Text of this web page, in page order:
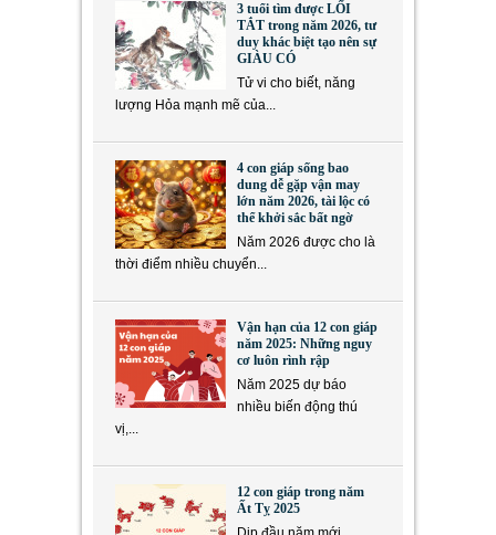
3 tuổi tìm được LỐI
TẮT trong năm 2026, tư
duy khác biệt tạo nên sự
GIÀU CÓ
Tử vi cho biết, năng
lượng Hỏa mạnh mẽ của...
4 con giáp sống bao
dung dễ gặp vận may
lớn năm 2026, tài lộc có
thể khởi sắc bất ngờ
Năm 2026 được cho là
thời điểm nhiều chuyển...
Vận hạn của 12 con giáp
năm 2025: Những nguy
cơ luôn rình rập
Năm 2025 dự báo
nhiều biến động thú
vị,...
12 con giáp trong năm
Ất Tỵ 2025